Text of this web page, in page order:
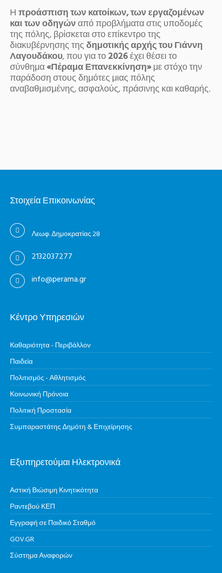
Ηπροάσπιση των κατοίκων, των εργαζομένων
και των οδηγώναπό προβλήματα στις υποδομές
της πόλης, βρίσκεται στο επίκεντρο της
διακυβέρνησης τηςδημοτικής αρχής του Γιάννη
Λαγουδάκου, που για το2026έχει θέσει το
σύνθημα«Πέραμα Επανεκκίνηση»με στόχο την
παράδοση στους δημότες μιας πόλης
αναβαθμισμένης, ασφαλούς, πράσινης και καθαρής.
Στοιχεία Επικοινωνίας
Λεωφ. Δημοκρατίας 28
2132037277
info@perama.gr
Κέντρο Υπηρεσιών
Καθαριότητα - Περιβάλλον
Παιδεία
Πολιτισμός - Αθλητισμός
Κοινωνική Πρόνοια
Πολιτική Προστασία
Συμπαραστάτης Δημότη & Επιχείρησης
Εξυπηρετούμαι Ηλεκτρονικά
Αστική Βιώσιμη Κινητικότητα
Ραντεβού ΚΕΠ
Εγγραφή σε Παιδικό Σταθμό
GOV.GR
Σύστημα Αναφορών